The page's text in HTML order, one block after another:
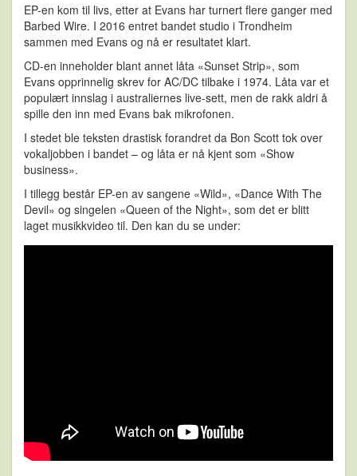
EP-en kom til livs, etter at Evans har turnert flere ganger med
Barbed Wire. I 2016 entret bandet studio i Trondheim
sammen med Evans og nå er resultatet klart.
CD-en inneholder blant annet låta «Sunset Strip», som
Evans opprinnelig skrev for AC/DC tilbake i 1974. Låta var et
populært innslag i australiernes live-sett, men de rakk aldri å
spille den inn med Evans bak mikrofonen.
I stedet ble teksten drastisk forandret da Bon Scott tok over
vokaljobben i bandet – og låta er nå kjent som «Show
business».
I tillegg består EP-en av sangene «Wild», «Dance With The
Devil» og singelen «Queen of the Night», som det er blitt
laget musikkvideo til. Den kan du se under: